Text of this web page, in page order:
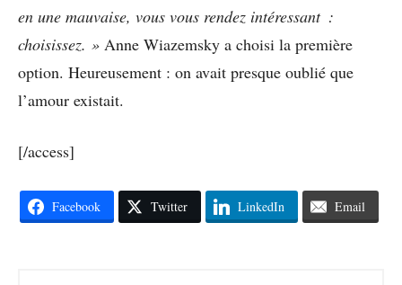
en une mauvaise, vous vous rendez intéressant :
choisissez. » Anne Wiazemsky a choisi la première
option. Heureusement : on avait presque oublié que
l’amour existait.
[/access]
Facebook Twitter LinkedIn Email